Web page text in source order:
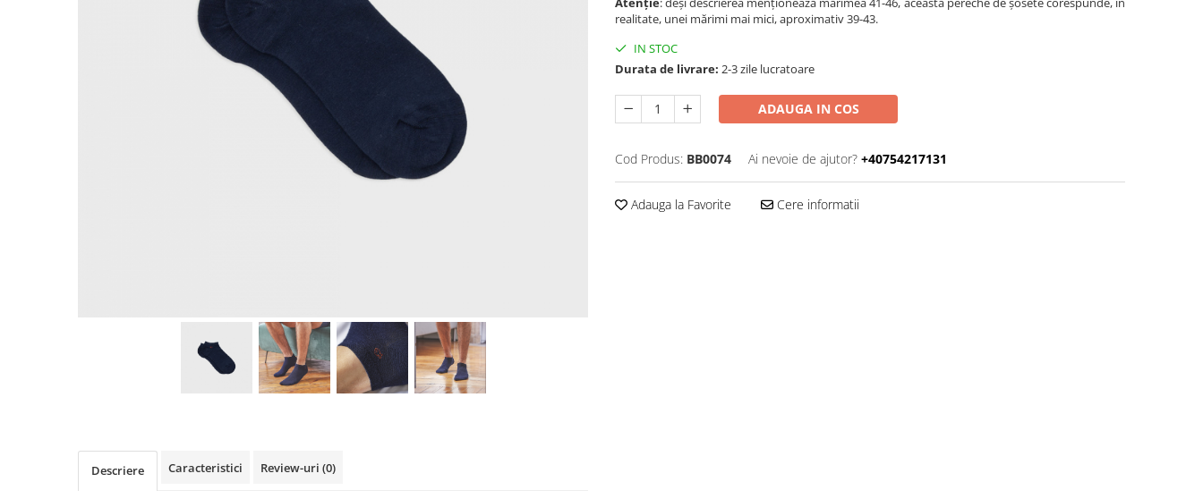
realitate, unei mărimi mai mici, aproximativ 39-43.
IN STOC
Durata de livrare: 2-3 zile lucratoare
ADAUGA IN COS
Cod Produs: BB0074 Ai nevoie de ajutor? +40754217131
Adauga la Favorite Cere informatii
Descriere Caracteristici Review-uri (0)